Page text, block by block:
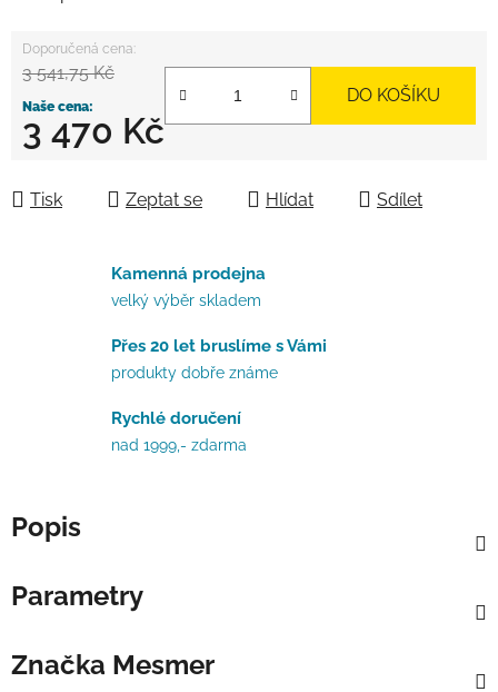
3 541,75 Kč
3 470 Kč
DO KOŠÍKU
Tisk Zeptat se Hlídat Sdílet
Kamenná prodejna
velký výběr skladem
Přes 20 let bruslíme s Vámi
produkty dobře známe
Rychlé doručení
nad 1999,- zdarma
Popis
Parametry
Značka Mesmer